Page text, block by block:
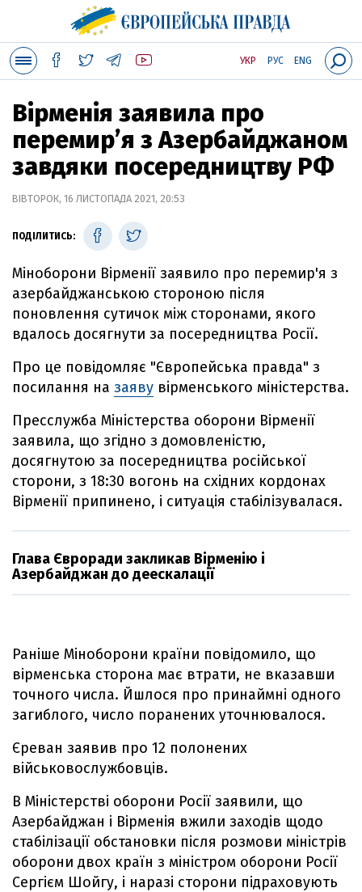
УКР РУС ENG
Вірменія заявила про
перемир’я з Азербайджаном
завдяки посередництву РФ
ВІВТОРОК, 16 ЛИСТОПАДА 2021, 20:53
ПОДІЛИТИСЬ:
Міноборони Вірменії заявило про перемир'я з
азербайджанською стороною після
поновлення сутичок між сторонами, якого
вдалось досягнути за посередництва Росії.
Про це повідомляє "Європейська правда" з
посилання на заяву вірменського міністерства.
Пресслужба Міністерства оборони Вірменії
заявила, що згідно з домовленістю,
досягнутою за посередництва російської
сторони, з 18:30 вогонь на східних кордонах
Вірменії припинено, і ситуація стабілізувалася.
Глава Євроради закликав Вірменію і
Азербайджан до деескалації
Раніше Міноборони країни повідомило, що
вірменська сторона має втрати, не вказавши
точного числа. Йшлося про принаймні одного
загиблого, число поранених уточнювалося.
Єреван заявив про 12 полонених
військовослужбовців.
В Міністерстві оборони Росії заявили, що
Азербайджан і Вірменія вжили заходів щодо
стабілізації обстановки після розмови міністрів
оборони двох країн з міністром оборони Росії
Сергієм Шойгу, і наразі сторони підраховують